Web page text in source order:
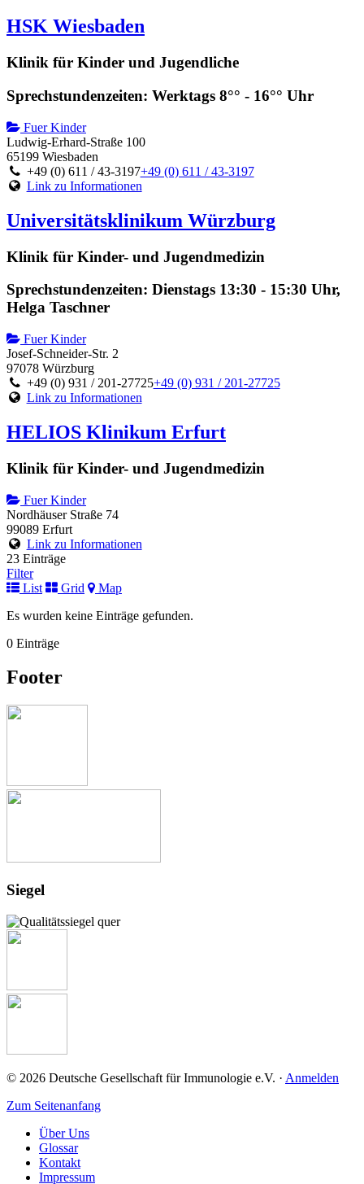
HSK Wiesbaden
Klinik für Kinder und Jugendliche
Sprechstundenzeiten: Werktags 8°° - 16°° Uhr
Fuer Kinder
Ludwig-Erhard-Straße 100
65199 Wiesbaden
+49 (0) 611 / 43-3197+49 (0) 611 / 43-3197
Link zu Informationen
Universitätsklinikum Würzburg
Klinik für Kinder- und Jugendmedizin
Sprechstundenzeiten: Dienstags 13:30 - 15:30 Uhr,
Helga Taschner
Fuer Kinder
Josef-Schneider-Str. 2
97078 Würzburg
+49 (0) 931 / 201-27725+49 (0) 931 / 201-27725
Link zu Informationen
HELIOS Klinikum Erfurt
Klinik für Kinder- und Jugendmedizin
Fuer Kinder
Nordhäuser Straße 74
99089 Erfurt
Link zu Informationen
23 Einträge
Filter
List
Grid
Map
Es wurden keine Einträge gefunden.
0 Einträge
Footer
Siegel
© 2026 Deutsche Gesellschaft für Immunologie e.V. · Anmelden
Zum Seitenanfang
Über Uns
Glossar
Kontakt
Impressum